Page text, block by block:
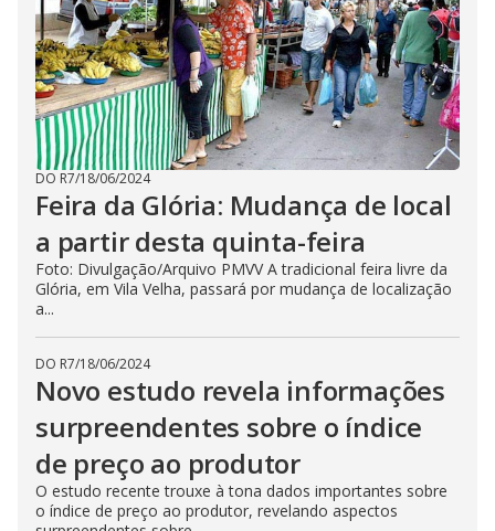
DO R7/18/06/2024
Feira da Glória: Mudança de local
a partir desta quinta-feira
Foto: Divulgação/Arquivo PMVV A tradicional feira livre da
Glória, em Vila Velha, passará por mudança de localização
a...
DO R7/18/06/2024
Novo estudo revela informações
surpreendentes sobre o índice
de preço ao produtor
O estudo recente trouxe à tona dados importantes sobre
o índice de preço ao produtor, revelando aspectos